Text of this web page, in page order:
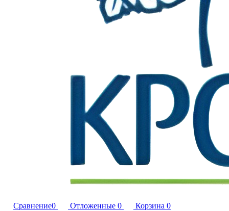
Сравнение0 Отложенные 0 Корзина 0